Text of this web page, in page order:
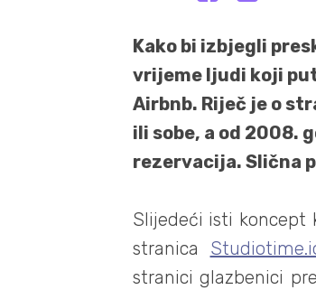
Kako bi izbjegli
vrijeme ljudi koji
Airbnb. Riječ je o
ili sobe, a od 2008.
rezervacija. Slična
Slijedeći isti koncept
stranica
stranici glazbenici